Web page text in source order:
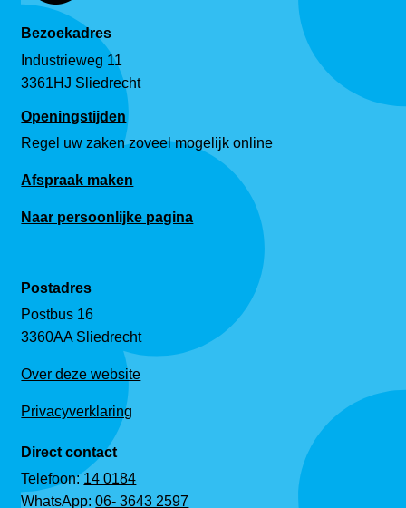
Bezoekadres
Industrieweg 11
3361HJ Sliedrecht
Openingstijden
Regel uw zaken zoveel mogelijk online
Afspraak maken
Naar persoonlijke pagina
Postadres
Postbus 16
3360AA Sliedrecht
Over deze website
Privacyverklaring
Direct contact
Telefoon:14 0184
WhatsApp:06- 3643 2597